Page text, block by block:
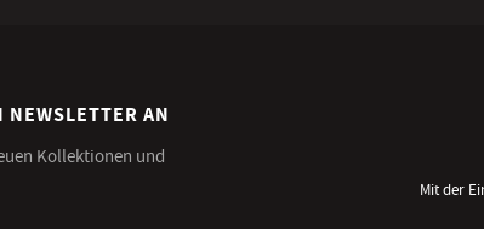
AN
Kollektionen und
Mit der